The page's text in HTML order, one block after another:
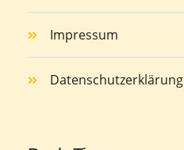
Impressum
Datenschutzerklärung